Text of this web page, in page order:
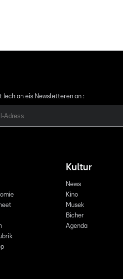
Iech an eis Newsletteren an :
Kultur
News
Kino
Musek
Bicher
Agenda